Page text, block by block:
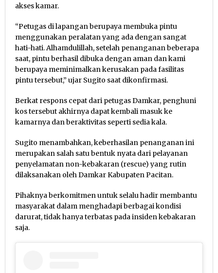
akses kamar.
“Petugas di lapangan berupaya membuka pintu
menggunakan peralatan yang ada dengan sangat
hati-hati. Alhamdulillah, setelah penanganan beberapa
saat, pintu berhasil dibuka dengan aman dan kami
berupaya meminimalkan kerusakan pada fasilitas
pintu tersebut,” ujar Sugito saat dikonfirmasi.
Berkat respons cepat dari petugas Damkar, penghuni
kos tersebut akhirnya dapat kembali masuk ke
kamarnya dan beraktivitas seperti sedia kala.
Sugito menambahkan, keberhasilan penanganan ini
merupakan salah satu bentuk nyata dari pelayanan
penyelamatan non-kebakaran (rescue) yang rutin
dilaksanakan oleh Damkar Kabupaten Pacitan.
Pihaknya berkomitmen untuk selalu hadir membantu
masyarakat dalam menghadapi berbagai kondisi
darurat, tidak hanya terbatas pada insiden kebakaran
saja.